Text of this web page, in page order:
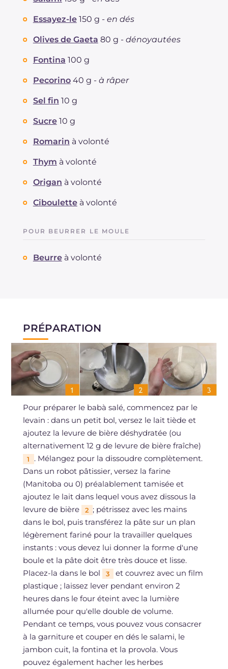
Essayez-le 150 g - en dés
Olives de Gaeta 80 g - dénoyautées
Fontina 100 g
Pecorino 40 g - à râper
Sel fin 10 g
Sucre 10 g
Romarin à volonté
Thym à volonté
Origan à volonté
Ciboulette à volonté
POUR BEURRER LE MOULE
Beurre à volonté
PRÉPARATION
Pour préparer le babà salé, commencez par le
levain : dans un petit bol, versez le lait tiède et
ajoutez la levure de bière déshydratée (ou
alternativement 12 g de levure de bière fraîche)
1
. Mélangez pour la dissoudre complètement.
Dans un robot pâtissier, versez la farine
(Manitoba ou 0) préalablement tamisée et
ajoutez le lait dans lequel vous avez dissous la
levure de bière
2 ; pétrissez avec les mains
dans le bol, puis transférez la pâte sur un plan
légèrement fariné pour la travailler quelques
instants : vous devez lui donner la forme d'une
boule et la pâte doit être très douce et lisse.
Placez-la dans le bol
3
et couvrez avec un film
plastique ; laissez lever pendant environ 2
heures dans le four éteint avec la lumière
allumée pour qu'elle double de volume.
Pendant ce temps, vous pouvez vous consacrer
à la garniture et couper en dés le salami, le
jambon cuit, la fontina et la provola. Vous
pouvez également hacher les herbes